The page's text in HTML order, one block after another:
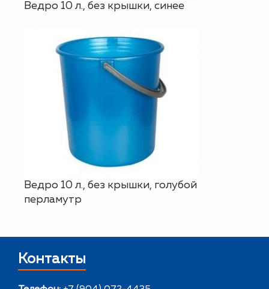
Ведро 10 л., без крышки, синее
Ведро 10 л., без крышки, голубой
перламутр
Контакты